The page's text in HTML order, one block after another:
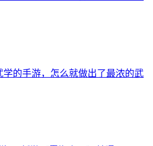
学的手游，怎么就做出了最浓的武